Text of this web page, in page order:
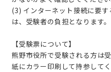
(3) インターネット接続に要
は、受験者の負担となります。
【受験票について】
熊野市役所で受験される方は
紙にカラー印刷して持参してく